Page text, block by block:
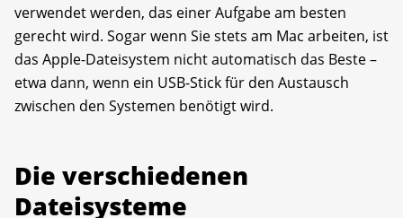
verwendet werden, das einer Aufgabe am besten
gerecht wird. Sogar wenn Sie stets am Mac arbeiten, ist
das Apple-Dateisystem nicht automatisch das Beste –
etwa dann, wenn ein USB-Stick für den Austausch
zwischen den Systemen benötigt wird.
Die verschiedenen
Dateisysteme